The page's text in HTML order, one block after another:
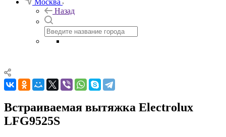
Москва
Назад
Встраиваемая вытяжка Electrolux
LFG9525S